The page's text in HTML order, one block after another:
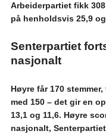
Arbeiderpartiet fikk
på henholdsvis 25,9
Senterpartiet
nasjonalt
Høyre får 170
med 150 – det gir en
13,1 og 11,6. Høyre
nasjonalt,